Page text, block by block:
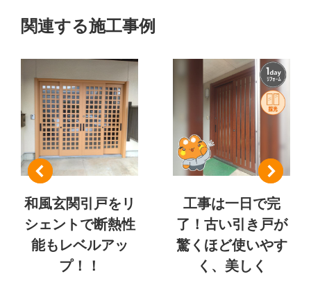
ナ
ゲ
ー
シ
ョ
ン
関連する施工事例
和風玄関引戸をリ
シェントで断熱性
能もレベルアッ
プ！！
工事は一日で完
了！古い引き戸が
驚くほど使いやす
く、美しく